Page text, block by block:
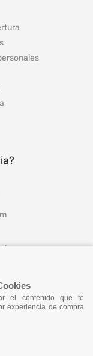
el contenido que te
experiencia de compra